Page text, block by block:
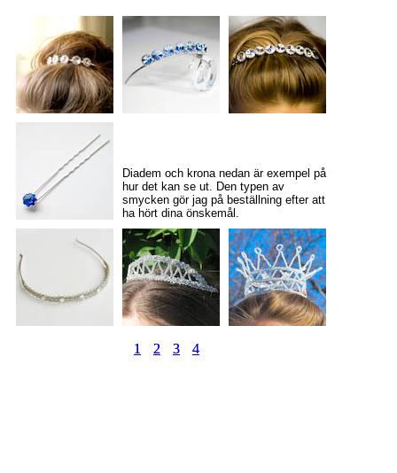
Diadem och krona nedan är exempel på
hur det kan se ut. Den typen av
smycken gör jag på beställning efter att
ha hört dina önskemål.
1 2 3 4
1 2 3 4